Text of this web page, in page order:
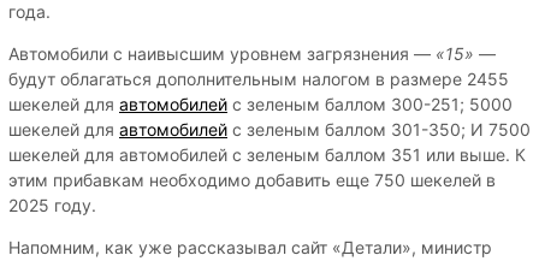
года.
Автомобили с наивысшим уровнем загрязнения — «15» —
будут облагаться дополнительным налогом в размере 2455
шекелей для автомобилей с зеленым баллом 300-251; 5000
шекелей для автомобилей с зеленым баллом 301-350; И 7500
шекелей для автомобилей с зеленым баллом 351 или выше. К
этим прибавкам необходимо добавить еще 750 шекелей в
2025 году.
Напомним, как уже рассказывал сайт «Детали», министр